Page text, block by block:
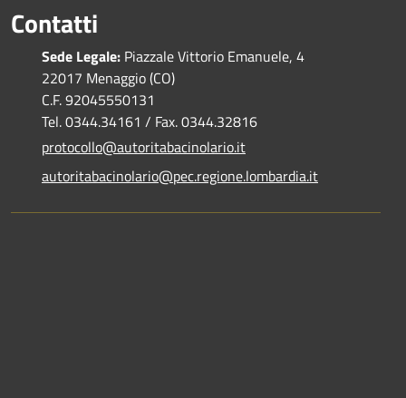
Contatti
Sede Legale: Piazzale Vittorio Emanuele, 4
22017 Menaggio (CO)
C.F. 92045550131
Tel. 0344.34161 / Fax. 0344.32816
protocollo@autoritabacinolario.it
autoritabacinolario@pec.regione.lombardia.it